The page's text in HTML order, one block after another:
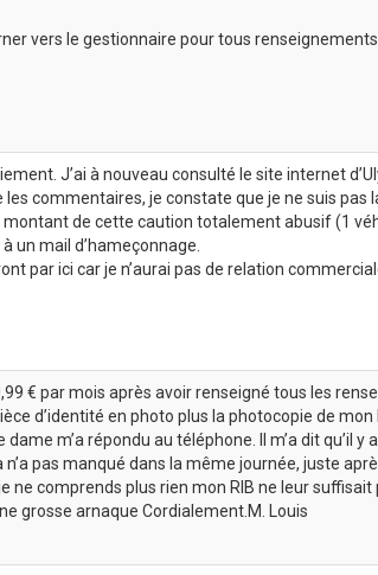
vers le gestionnaire pour tous renseignements
J’ai à nouveau consulté le site internet
les commentaires, je constate que je ne suis pas
de cette caution totalement abusif (1
un mail d’hameçonnage.
par ici car je n’aurai pas de relation
€ par mois après avoir renseigné tous les
d’identité en photo plus la photocopie de mon
m’a répondu au téléphone. Il m’a dit qu’il y
pas manqué dans la même journée, juste
ne comprends plus rien mon RIB ne leur
grosse arnaque Cordialement.M. Louis